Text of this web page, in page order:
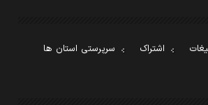
اشتراک
سرپرستی استان ها